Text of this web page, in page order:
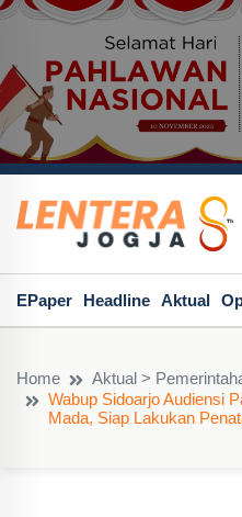
EPaper Headline Aktual
Home
Aktual >
Wabup Sidoarjo Audiensi
Mada, Siap Lakukan